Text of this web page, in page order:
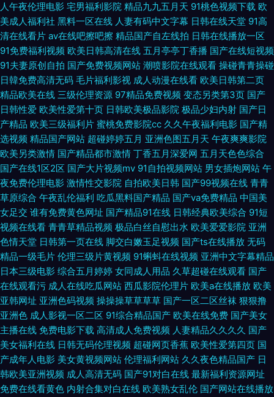
韩 浮力地址公告 狠狠草人人妻 欧美曰逼 www久久国产 超碰免费AV 理论在
线 91看片免费看 91午夜成人 91在线观看黄页 久久色噜噜 91黄在现看 无码
专区无码专区 久久国产免费三级 91黄色我要操 香蕉综合 黄色豆花视频
AAAA 视色网站 日韩激情在烧 成人国产日本欧美 国产一区二区毛片网站 欧
美在线A视频 肏屄玖玖 久久久综合网 人妻精品无码久久 www尤物 草草院元
wwwww 美女国产精品一区二区 91深夜福利免费试看 一级做α爱毛片久久
蜜桃视频在线观看免费 97导航 97久久久 老湿机福利版 91官方网站免费看
午夜男人天堂网站 午夜成福利网站www 免费忍成人观看 av精品导航 女人
天堂伊人网 青青草在线伊人在线 岛国不卡AV 九一色日本 欧美六九免费视频
AV黄色九草 97人人看人 欧美A级视频 三级黄色 国产第十六区 女人身上的神
秘的性爱敏感区 日本不卡高清不卡免费 成人福利免费在线观看 国产人人干
欧美91日韩 www色色国产精品 狠狠91美女性爱自拍伊人男友 欧美日韩综合
国产 Jk美女 传媒在线观看免费看 男人资源站 91制作天麻传 91欧美色图 女
人午夜伦理电影 宅男福利影院 精品九九五月天 91桃色视频下载 欧
美成人福利社 黑料一区在线 人妻有码中文字幕 日韩在线天堂 91高
清在线看片 av在线吧擦吧擦 精品国产自左线拍 日韩在线播放一区
91免费福利视频 欧美日韩高清在线 五月亭亭丁香播 国产在线短视频
91夫妻原创自拍 国产免费视频网站 潮喷影院在线观看 操碰青青操碰
日韓免费高清无码 毛片福利影视 成人动漫在线看 欧美日韩第二页
精品欧美在线 三级伦理资源 97精品免费视频 变态另类第3页 国产
日韩性爱 欧美性爱第十页 日韩欧美极品影院 极品少妇内射 国产日
产精品 欧美三级福利片 蜜桃免费影院cc 久久午夜福利电影 国产精
选视频 精品国产网站 超碰婷婷五月 亚洲色图五月天 午夜爽爽影院
欧美另类激情 国产精品都市激情 丁香五月深爱网 五月天色色综合
国产在线1区2区 国产大片视频mv 91自拍视频网站 男女插炮网站 午
夜免费伦理电影 激情性交影院 自拍欧美日韩 国产99视频在线 青青
草原综合 午夜乱伦福利 吃瓜黑料国产精品 国产va免费精品 中国美
女足交 谁有免费黄色网址 国产精品91在线 日韩经典欧美综合 91短
视频在线看 青青草精品视频 极品白丝自慰出水 欧美爱爱影院 亚洲
色情天堂 日韩第一页在线 脚交白嫩玉足视频 国产ts在线播放 无码
精品一级毛片 伦理三级片黄视频 91蝌蚪在线视频 亚洲中文字幕精品
日本三级电影 综合五月婷婷 女同成人用品 久草超碰在线观看 国产
在线观看污 成人在线吃瓜网站 西瓜影院伦理片 欧美a在线播放 欧美
亚韩网址 亚洲色码视频 操操操草草草草 国产一区二区丝袜 狠狠撸
亚洲色 成人影视一区二区 91综合精品国产 欧美在线免费 国产美女
主播在线 免费电影下载 高清成人免费视频 人妻精品久久久久 国产
美女福利在线 日韩无码伦理视频 超碰网页香蕉 欧美性爱第四页 国
产成年人电影 美女黄视频网站 伦理福利网站 久久夜色精品国产 日
韩欧美亚洲视频 成人高清无码 国产91对白在线 最新福利资源网址
免费在线看黄色 内射合集对白在线 欧美熟女乱伦 国产网站在线播放